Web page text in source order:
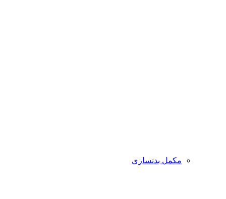
مکمل بدنسازی